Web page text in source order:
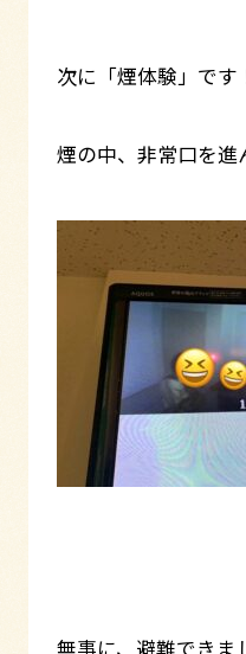
次に「煙体験」です
煙の中、非常口を進